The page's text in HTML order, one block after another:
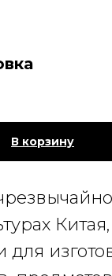
В корзину
Китая,
для